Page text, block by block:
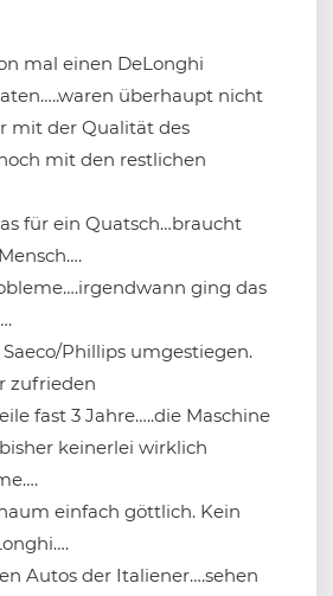
mal einen DeLonghi
überhaupt nicht
mit der Qualität des
mit den restlichen
für ein Quatsch…braucht
ging das
Phillips umgestiegen.
zufrieden
fast 3 Jahre…..die Maschine
keinerlei wirklich
einfach göttlich. Kein
Autos der Italiener….sehen